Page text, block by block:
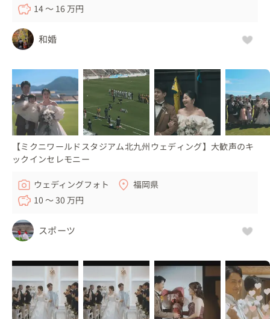
その演出を結婚式の入場前に流す「オープニングムービ
ー」として取り入れるのも、とてもおすすめです。
たい！！」というバンドマン、ダンサーカップルにも、ご
満足いただける映像を撮影できます！
（ゲバントホール貸切使用料（照明使用料込）：12〜13
万円）
また、「〇〇風でも良いので、なるべく費用は抑えた
い！」というカップル様にも、撮影・制作料を抑えた提案
も可能ですので、安心してご相談ください。
14 〜 16 万円
和婚
【ミクニワールドスタジアム北九州ウェディング】大歓声のキ
ックインセレモニー
ウェディングフォト
福岡県
10 〜 30 万円
スポーツ